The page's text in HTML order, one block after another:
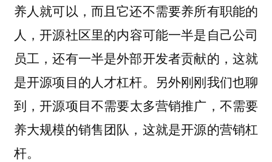
养人就可以，而且它还不需要养所有职能的
人，开源社区里的内容可能一半是自己公司
员工，还有一半是外部开发者贡献的，这就
是开源项目的人才杠杆。 另外刚刚我们也聊
到，开源项目不需要太多营销推广，不需要
养大规模的销售团队，这就是开源的营销杠
杆。